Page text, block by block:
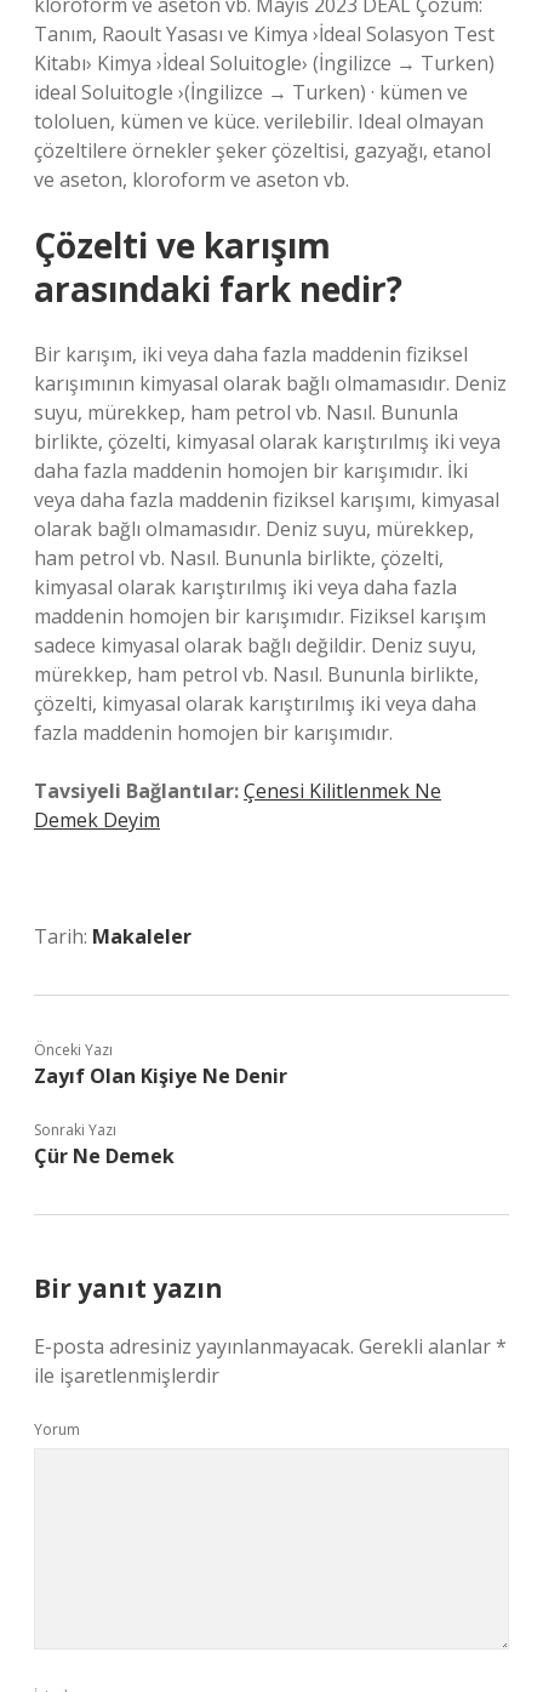
Tanım, Raoult Yasası ve Kimya ›İdeal Solasyon Test
Kitabı› Kimya ›İdeal Soluitogle› (İngilizce → Turken)
ideal Soluitogle ›(İngilizce → Turken) · kümen ve
tololuen, kümen ve küce. verilebilir. Ideal olmayan
çözeltilere örnekler şeker çözeltisi, gazyağı, etanol
ve aseton, kloroform ve aseton vb.
Çözelti ve karışım
arasındaki fark nedir?
Bir karışım, iki veya daha fazla maddenin fiziksel
karışımının kimyasal olarak bağlı olmamasıdır. Deniz
suyu, mürekkep, ham petrol vb. Nasıl. Bununla
birlikte, çözelti, kimyasal olarak karıştırılmış iki veya
daha fazla maddenin homojen bir karışımıdır. İki
veya daha fazla maddenin fiziksel karışımı, kimyasal
olarak bağlı olmamasıdır. Deniz suyu, mürekkep,
ham petrol vb. Nasıl. Bununla birlikte, çözelti,
kimyasal olarak karıştırılmış iki veya daha fazla
maddenin homojen bir karışımıdır. Fiziksel karışım
sadece kimyasal olarak bağlı değildir. Deniz suyu,
mürekkep, ham petrol vb. Nasıl. Bununla birlikte,
çözelti, kimyasal olarak karıştırılmış iki veya daha
fazla maddenin homojen bir karışımıdır.
Tavsiyeli Bağlantılar:Çenesi Kilitlenmek Ne
Demek Deyim
Tarih: Makaleler
Önceki Yazı
Zayıf Olan Kişiye Ne Denir
Sonraki Yazı
Çür Ne Demek
Bir yanıt yazın
E-posta adresiniz yayınlanmayacak. Gerekli alanlar*
ile işaretlenmişlerdir
Yorum